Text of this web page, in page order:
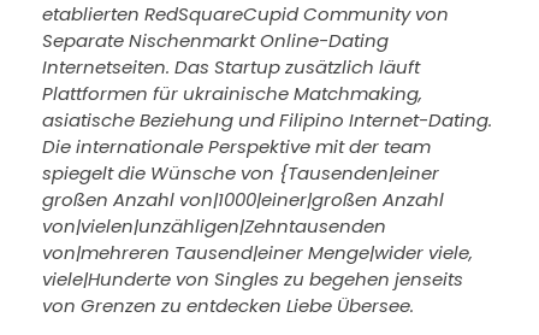
etablierten RedSquareCupid Community von
Separate Nischenmarkt Online-Dating
Internetseiten. Das Startup zusätzlich läuft
Plattformen für ukrainische Matchmaking,
asiatische Beziehung und Filipino Internet-Dating.
Die internationale Perspektive mit der team
spiegelt die Wünsche von {Tausenden|einer
großen Anzahl von|1000|einer|großen Anzahl
von|vielen|unzähligen|Zehntausenden
von|mehreren Tausend|einer Menge|wider viele,
viele|Hunderte von Singles zu begehen jenseits
von Grenzen zu entdecken Liebe Übersee.